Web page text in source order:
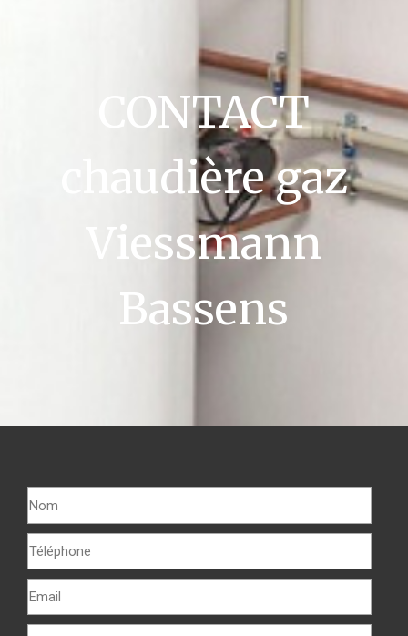
CONTACT
chaudière gaz
Viessmann
Bassens